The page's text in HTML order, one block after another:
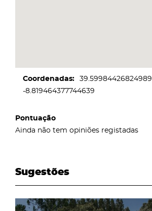
Coordenadas
39.59984426824989
-8.819464377744639
Pontuação
Ainda não tem opiniões registadas
Sugestões
page